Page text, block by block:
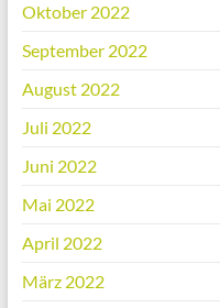
Oktober 2022
September 2022
August 2022
Juli 2022
Juni 2022
Mai 2022
April 2022
März 2022